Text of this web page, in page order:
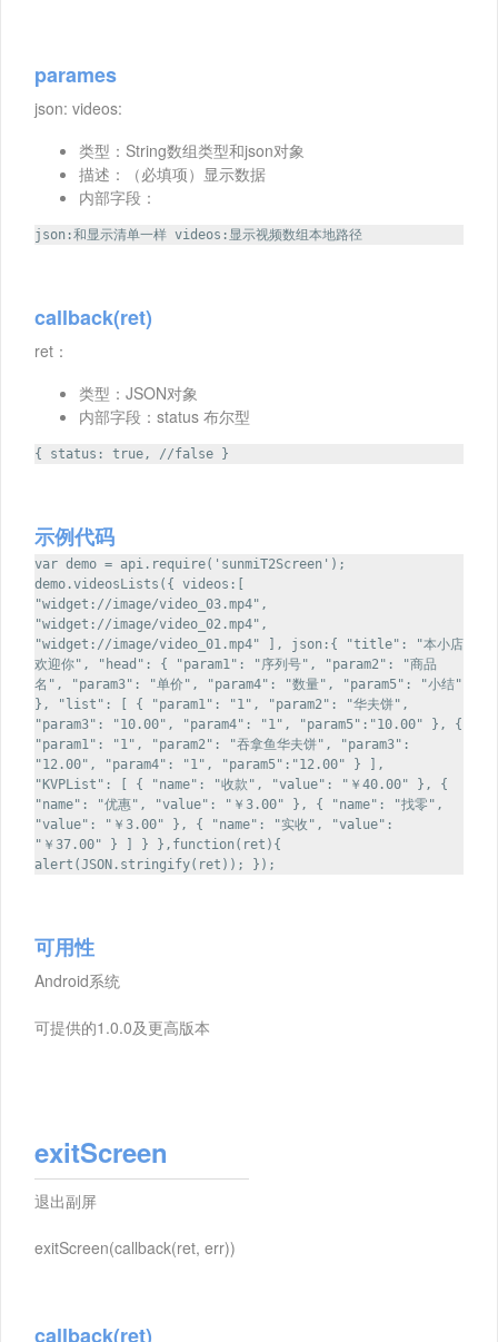
parames
json: videos:
类型：String数组类型和json对象
描述：（必填项）显示数据
内部字段：
json:和显示清单一样 videos:显示视频数组本地路径
callback(ret)
ret：
类型：JSON对象
内部字段：status 布尔型
{ status: true, //false }
示例代码
var demo = api.require('sunmiT2Screen');
demo.videosLists({ videos:[
"widget://image/video_03.mp4",
"widget://image/video_02.mp4",
"widget://image/video_01.mp4" ], json:{ "title": "本小店
欢迎你", "head": { "param1": "序列号", "param2": "商品
名", "param3": "单价", "param4": "数量", "param5": "小结"
}, "list": [ { "param1": "1", "param2": "华夫饼",
"param3": "10.00", "param4": "1", "param5":"10.00" }, {
"param1": "1", "param2": "吞拿鱼华夫饼", "param3":
"12.00", "param4": "1", "param5":"12.00" } ],
"KVPList": [ { "name": "收款", "value": "￥40.00" }, {
"name": "优惠", "value": "￥3.00" }, { "name": "找零",
"value": "￥3.00" }, { "name": "实收", "value":
"￥37.00" } ] } },function(ret){
alert(JSON.stringify(ret)); });
可用性
Android系统
可提供的1.0.0及更高版本
exitScreen
退出副屏
exitScreen(callback(ret, err))
callback(ret)